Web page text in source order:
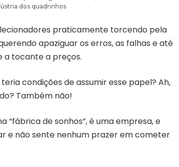
dos quadrinhos
praticamente torcendo pela
apaziguar os erros, as falhas e até
a tocante a preços.
condições de assumir esse papel? Ah,
Também não!
“fábrica de sonhos”, é uma empresa, e
e não sente nenhum prazer em cometer